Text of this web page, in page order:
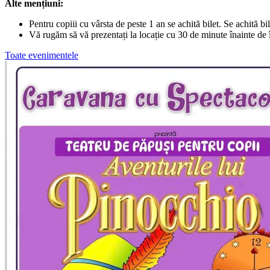
Alte mențiuni:
Pentru copiii cu vârsta de peste 1 an se achită bilet. Se achită
Vă rugăm să vă prezentați la locație cu 30 de minute înainte
Toate evenimentele